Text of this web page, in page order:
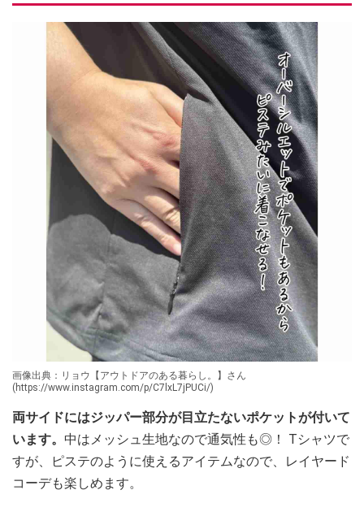
画像出典：リョウ【アウトドアのある暮らし。】さん
(https://www.instagram.com/p/C7lxL7jPUCi/)
両サイドにはジッパー部分が目立たないポケットが付いて
います。 中はメッシュ生地なので通気性も◎！ Tシャツで
すが、ピステのように使えるアイテムなので、レイヤード
コーデも楽しめます。